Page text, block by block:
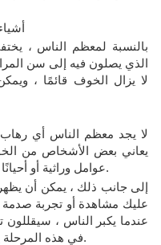
بالنسبة لمعظم الناس ،
الذي يصلون فيه إلى سن
لا يزال الخوف قائمًا ،
لا يجد معظم الناس أي
يعاني بعض الأشخاص من
عوامل وراثية أووتشكيل الرهاب.
إلى جانب ذلك ، يمكن أن
عليك مشاهدة أو تجربة صدمة
عندما يكبر الناس ، سيقللون
في هذه المرحلة يبدأون في تعلم المواجهة وليس تجنبها.